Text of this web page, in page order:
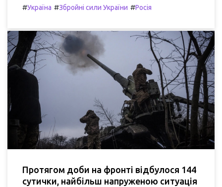
#Україна #Збройні сили України #Росія
Протягом доби на фронті відбулося 144
сутички, найбільш напруженою ситуація